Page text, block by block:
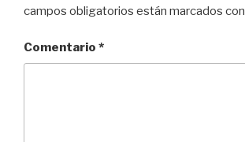
campos obligatorios están marcados con
Comentario *